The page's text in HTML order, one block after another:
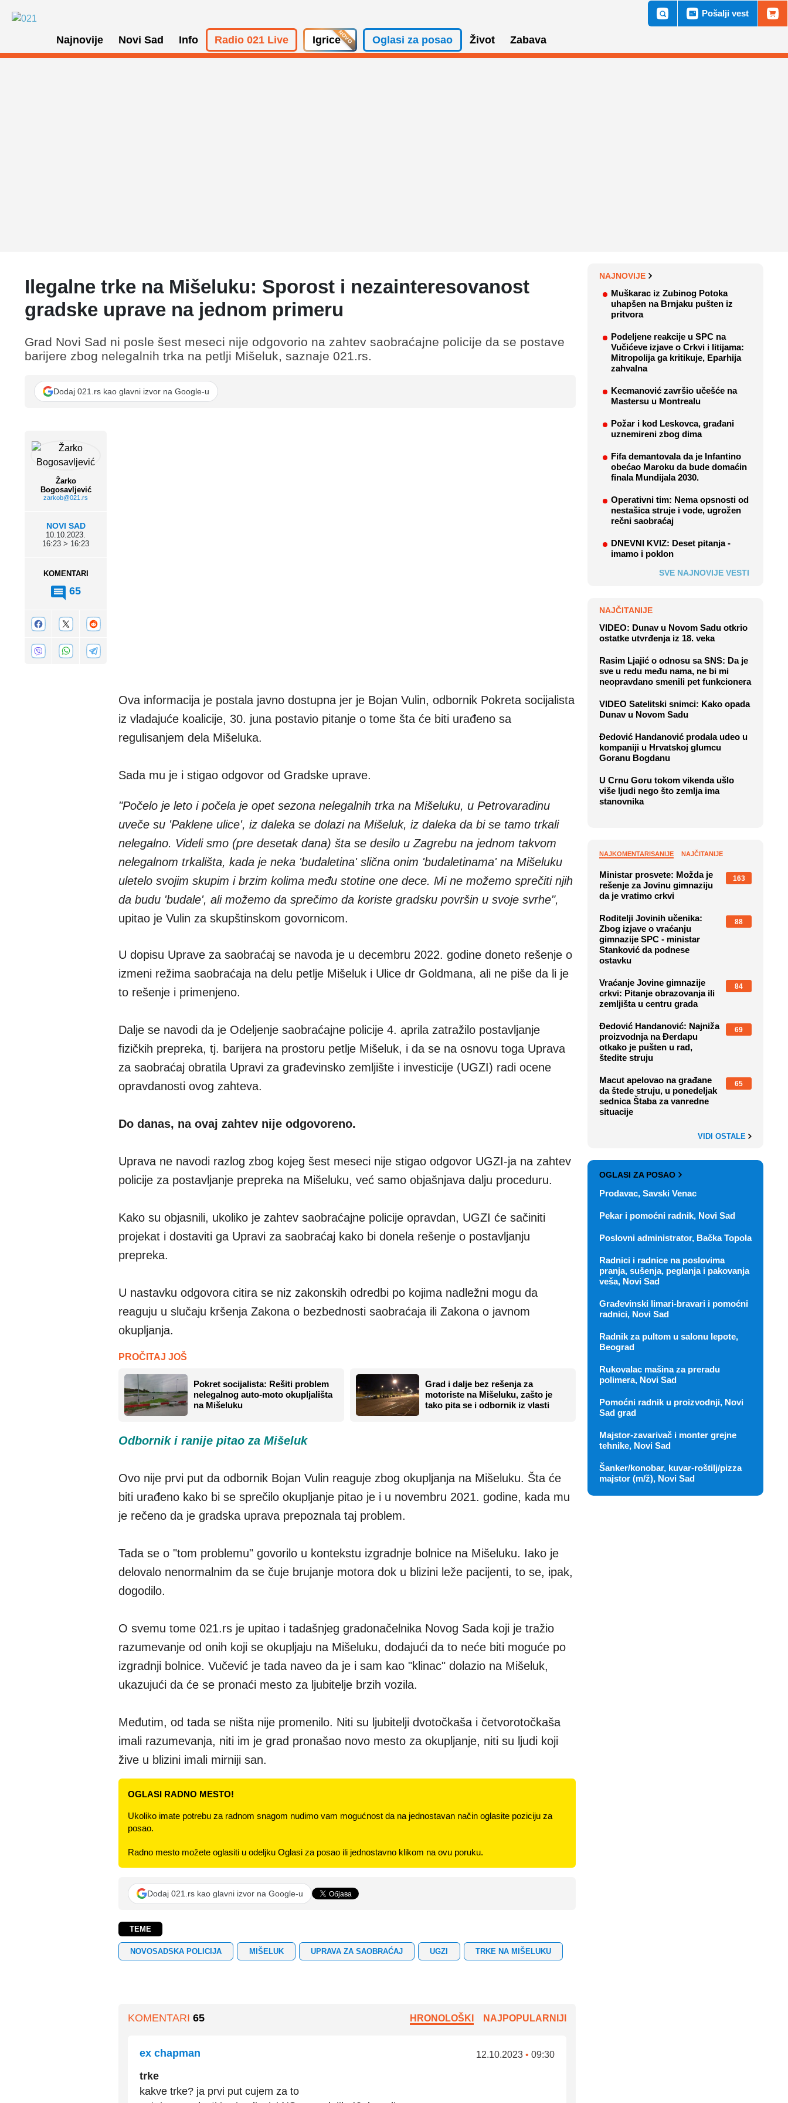
Najnovije Novi Sad Info Radio 021 Live Igrice Oglasi za posao Život Zabava
Pošalji vest
Ilegalne trke na Mišeluku: Sporost i nezainteresovanost
gradske uprave na jednom primeru
Žarko
Bogosavljević
zarkob@021.rs
NOVI SAD
10.10.2023.
16:23 > 16:23
KOMENTARI
65
Grad Novi Sad ni posle šest meseci nije odgovorio na zahtev saobraćajne policije da se postave
barijere zbog nelegalnih trka na petlji Mišeluk, saznaje 021.rs.
Dodaj 021.rs kao glavni izvor na Google-u
Ova informacija je postala javno dostupna jer je Bojan Vulin, odbornik Pokreta socijalista
iz vladajuće koalicije, 30. juna postavio pitanje o tome šta će biti urađeno sa
regulisanjem dela Mišeluka.
Sada mu je i stigao odgovor od Gradske uprave.
"Počelo je leto i počela je opet sezona nelegalnih trka na Mišeluku, u Petrovaradinu
uveče su 'Paklene ulice', iz daleka se dolazi na Mišeluk, iz daleka da bi se tamo trkali
nelegalno. Videli smo (pre desetak dana) šta se desilo u Zagrebu na jednom takvom
nelegalnom trkališta, kada je neka 'budaletina' slična onim 'budaletinama' na Mišeluku
uletelo svojim skupim i brzim kolima među stotine one dece. Mi ne možemo sprečiti njih
da budu 'budale', ali možemo da sprečimo da koriste gradsku površin u svoje svrhe",
upitao je Vulin za skupštinskom govornicom.
U dopisu Uprave za saobraćaj se navoda je u decembru 2022. godine doneto rešenje o
izmeni režima saobraćaja na delu petlje Mišeluk i Ulice dr Goldmana, ali ne piše da li je
to rešenje i primenjeno.
Dalje se navodi da je Odeljenje saobraćajne policije 4. aprila zatražilo postavljanje
fizičkih prepreka, tj. barijera na prostoru petlje Mišeluk, i da se na osnovu toga Uprava
za saobraćaj obratila Upravi za građevinsko zemljište i investicije (UGZI) radi ocene
opravdanosti ovog zahteva.
Do danas, na ovaj zahtev nije odgovoreno.
Uprava ne navodi razlog zbog kojeg šest meseci nije stigao odgovor UGZI-ja na zahtev
policije za postavljanje prepreka na Mišeluku, već samo objašnjava dalju proceduru.
Kako su objasnili, ukoliko je zahtev saobraćajne policije opravdan, UGZI će sačiniti
projekat i dostaviti ga Upravi za saobraćaj kako bi donela rešenje o postavljanju
prepreka.
U nastavku odgovora citira se niz zakonskih odredbi po kojima nadležni mogu da
reaguju u slučaju kršenja Zakona o bezbednosti saobraćaja ili Zakona o javnom
okupljanja.
PROČITAJ JOŠ
Pokret socijalista: Rešiti problem
nelegalnog auto-moto okupljališta
na Mišeluku
Grad i dalje bez rešenja za
motoriste na Mišeluku, zašto je
tako pita se i odbornik iz vlasti
Odbornik i ranije pitao za Mišeluk
Ovo nije prvi put da odbornik Bojan Vulin reaguje zbog okupljanja na Mišeluku. Šta će
biti urađeno kako bi se sprečilo okupljanje pitao je i u novembru 2021. godine, kada mu
je rečeno da je gradska uprava prepoznala taj problem.
Tada se o "tom problemu" govorilo u kontekstu izgradnje bolnice na Mišeluku. Iako je
delovalo nenormalnim da se čuje brujanje motora dok u blizini leže pacijenti, to se, ipak,
dogodilo.
O svemu tome 021.rs je upitao i tadašnjeg gradonačelnika Novog Sada koji je tražio
razumevanje od onih koji se okupljaju na Mišeluku, dodajući da to neće biti moguće po
izgradnji bolnice. Vučević je tada naveo da je i sam kao "klinac" dolazio na Mišeluk,
ukazujući da će se pronaći mesto za ljubitelje brzih vozila.
Međutim, od tada se ništa nije promenilo. Niti su ljubitelji dvotočkaša i četvorotočkaša
imali razumevanja, niti im je grad pronašao novo mesto za okupljanje, niti su ljudi koji
žive u blizini imali mirniji san.
OGLASI RADNO MESTO!
Ukoliko imate potrebu za radnom snagom nudimo vam mogućnost da na jednostavan način oglasite poziciju za
posao.
Radno mesto možete oglasiti u odeljku Oglasi za posao ili jednostavno klikom na ovu poruku.
Dodaj 021.rs kao glavni izvor na Google-u
TEME
NOVOSADSKA POLICIJA MIŠELUK UPRAVA ZA SAOBRAĆAJ UGZI TRKE NA MIŠELUKU
KOMENTARI 65 HRONOLOŠKI NAJPOPULARNIJI
ex chapman 12.10.2023 • 09:30
trke
kakve trke? ja prvi put cujem za to
NAJNOVIJE
Muškarac iz Zubinog Potoka
uhapšen na Brnjaku pušten iz
pritvora
Podeljene reakcije u SPC na
Vučićeve izjave o Crkvi i litijama:
Mitropolija ga kritikuje, Eparhija
zahvalna
Kecmanović završio učešće na
Mastersu u Montrealu
Požar i kod Leskovca, građani
uznemireni zbog dima
Fifa demantovala da je Infantino
obećao Maroku da bude domaćin
finala Mundijala 2030.
Operativni tim: Nema opsnosti od
nestašica struje i vode, ugrožen
rečni saobraćaj
DNEVNI KVIZ: Deset pitanja -
imamo i poklon
SVE NAJNOVIJE VESTI
NAJČITANIJE
VIDEO: Dunav u Novom Sadu otkrio
ostatke utvrđenja iz 18. veka
Rasim Ljajić o odnosu sa SNS: Da je
sve u redu među nama, ne bi mi
neopravdano smenili pet funkcionera
VIDEO Satelitski snimci: Kako opada
Dunav u Novom Sadu
Đedović Handanović prodala udeo u
kompaniji u Hrvatskoj glumcu
Goranu Bogdanu
U Crnu Goru tokom vikenda ušlo
više ljudi nego što zemlja ima
stanovnika
NAJKOMENTARISANIJE NAJČITANIJE
Ministar prosvete: Možda je
rešenje za Jovinu gimnaziju
da je vratimo crkvi
163
Roditelji Jovinih učenika:
Zbog izjave o vraćanju
gimnazije SPC - ministar
Stanković da podnese
ostavku
88
Vraćanje Jovine gimnazije
crkvi: Pitanje obrazovanja ili
zemljišta u centru grada
84
Đedović Handanović: Najniža
proizvodnja na Đerdapu
otkako je pušten u rad,
štedite struju
69
Macut apelovao na građane
da štede struju, u ponedeljak
sednica Štaba za vanredne
situacije
65
VIDI OSTALE
OGLASI ZA POSAO
Prodavac, Savski Venac
Pekar i pomoćni radnik, Novi Sad
Poslovni administrator, Bačka Topola
Radnici i radnice na poslovima
pranja, sušenja, peglanja i pakovanja
veša, Novi Sad
Građevinski limari-bravari i pomoćni
radnici, Novi Sad
Radnik za pultom u salonu lepote,
Beograd
Rukovalac mašina za preradu
polimera, Novi Sad
Pomoćni radnik u proizvodnji, Novi
Sad grad
Majstor-zavarivač i monter grejne
tehnike, Novi Sad
Šanker/konobar, kuvar-roštilj/pizza
majstor (m/ž), Novi Sad